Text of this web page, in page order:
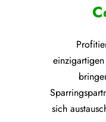
einzigartigen
sich